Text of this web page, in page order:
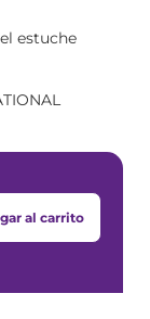
estuche
al carrito